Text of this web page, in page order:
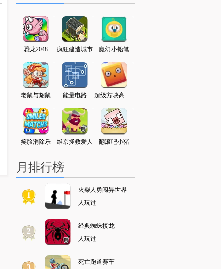
恐龙2048 疯狂建造城市 魔幻小铅笔
老鼠与貂鼠 能量电路 超级方块高高叠
笑脸消除乐 维京拯救爱人 翻滚吧小猪
月排行榜
1
火柴人勇闯异世界
人玩过
2
经典蜘蛛接龙
人玩过
3
死亡跑道赛车